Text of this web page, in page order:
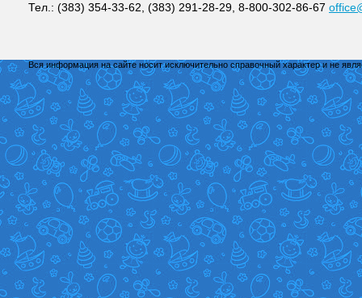
Тел.: (383) 354-33-62, (383) 291-28-29, 8-800-302-86-67
Вся информация на сайте носит исключительно справочный характер и не